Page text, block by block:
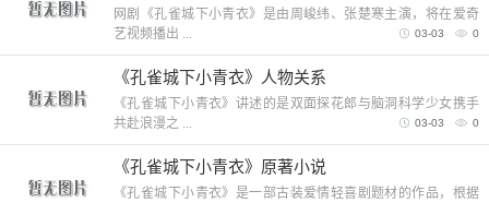
网剧《孔雀城下小青衣》是由周峻纬、张楚寒主演，将在爱奇
艺视频播出 ...
0
03-03
《孔雀城下小青衣》人物关系
《孔雀城下小青衣》讲述的是双面探花郎与脑洞科学少女携手
共赴浪漫之 ...
0
03-03
《孔雀城下小青衣》原著小说
《孔雀城下小青衣》是一部古装爱情轻喜剧题材的作品，根据